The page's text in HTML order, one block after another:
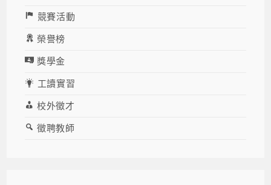
競賽活動
榮譽榜
獎學金
工讀實習
校外徵才
徵聘教師